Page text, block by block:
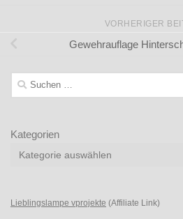
VORHERIGER
Gewehrauflage
Suchen
nach:
Kategorien
Lieblingslampe vprojekte (Affiliate Link)